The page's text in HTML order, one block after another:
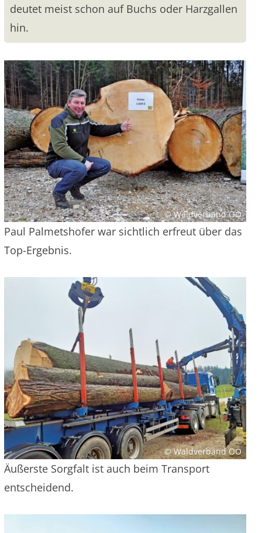
deutet meist schon auf Buchs oder Harzgallen
hin.
© Waldverband OÖ
Paul Palmetshofer war sichtlich erfreut über das
Top-Ergebnis.
© Waldverband OÖ
Äußerste Sorgfalt ist auch beim Transport
entscheidend.